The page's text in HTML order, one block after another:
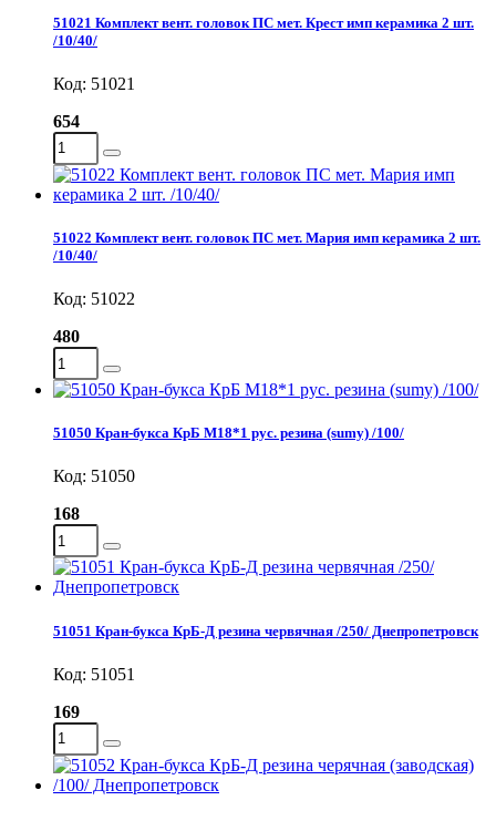
51021 Комплект вент. головок ПС мет. Крест имп керамика 2 шт.
/10/40/
Код: 51021
654
51022 Комплект вент. головок ПС мет. Мария имп керамика 2 шт.
/10/40/
Код: 51022
480
51050 Кран-букса КрБ M18*1 рус. резина (sumy) /100/
Код: 51050
168
51051 Кран-букса КрБ-Д резина червячная /250/ Днепропетровск
Код: 51051
169